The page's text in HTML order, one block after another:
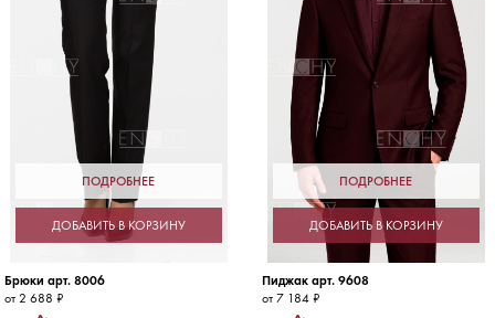
ПОДРОБНЕЕ
ДОБАВИТЬ В КОРЗИНУ
Брюки арт. 8006
от 2 688 ₽
ПОДРОБНЕЕ
ДОБАВИТЬ В КОРЗИНУ
Пиджак арт. 9608
от 7 184 ₽